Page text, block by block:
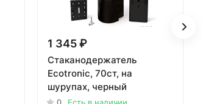
1 345 ₽
Стаканодержатель
Ecotronic, 70ст, на
шурупах, черный